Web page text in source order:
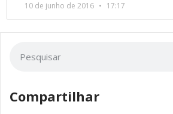
10 de junho de 2016 17:17
Compartilhar